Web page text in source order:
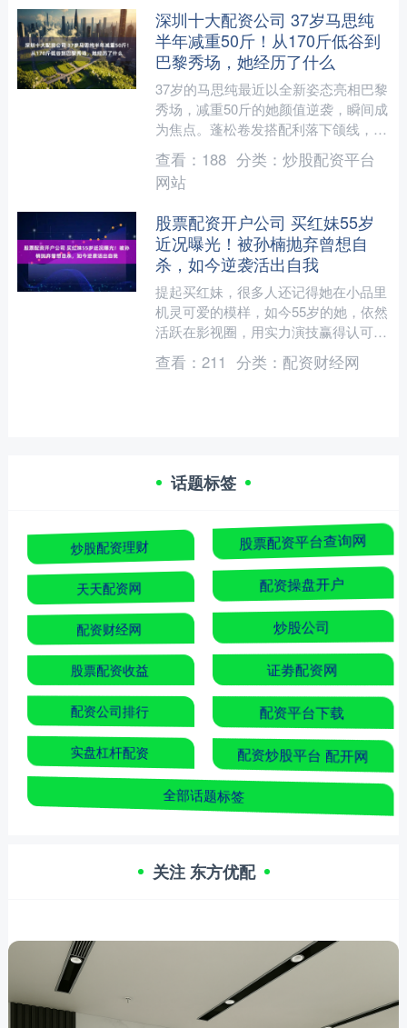
深圳十大配资公司 37岁马思纯
半年减重50斤！从170斤低谷到
巴黎秀场，她经历了什么
37岁的马思纯最近以全新姿态亮相巴黎
秀场，减重50斤的她颜值逆袭，瞬间成
为焦点。蓬松卷发搭配利落下颌线，隐
约可见的马甲线让人梦回十年前《左
耳》里的黎吧啦。网友们....
查看： 188 分类： 炒股配资平台
网站
股票配资开户公司 买红妹55岁
近况曝光！被孙楠抛弃曾想自
杀，如今逆袭活出自我
提起买红妹，很多人还记得她在小品里
机灵可爱的模样，如今55岁的她，依然
活跃在影视圈，用实力演技赢得认可。
谁能想到，十几年前她曾因婚姻破裂跌
入谷底，甚至一度有过自....
查看： 211 分类： 配资财经网
话题标签
炒股配资理财 股票配资平台查询网
天天配资网 配资操盘开户
配资财经网 炒股公司
股票配资收益 证劵配资网
配资公司排行 配资平台下载
实盘杠杆配资 配资炒股平台 配开网
全部话题标签
关注 东方优配